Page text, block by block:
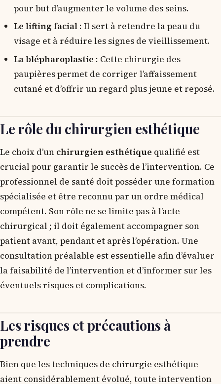
pour but d’augmenter le volume des seins.
Le lifting facial : Il sert à retendre la peau du
visage et à réduire les signes de vieillissement.
La blépharoplastie : Cette chirurgie des
paupières permet de corriger l’affaissement
cutané et d’offrir un regard plus jeune et reposé.
Le rôle du chirurgien esthétique
Le choix d’un chirurgien esthétique qualifié est
crucial pour garantir le succès de l’intervention. Ce
professionnel de santé doit posséder une formation
spécialisée et être reconnu par un ordre médical
compétent. Son rôle ne se limite pas à l’acte
chirurgical ; il doit également accompagner son
patient avant, pendant et après l’opération. Une
consultation préalable est essentielle afin d’évaluer
la faisabilité de l’intervention et d’informer sur les
éventuels risques et complications.
Les risques et précautions à
prendre
Bien que les techniques de chirurgie esthétique
aient considérablement évolué, toute intervention